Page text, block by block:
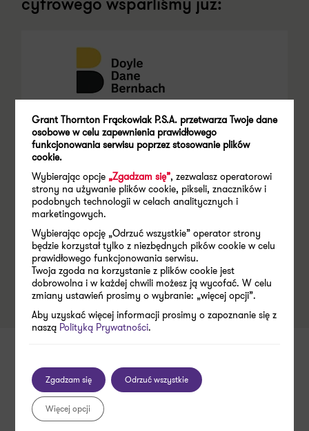
cyfrowego wsparliśmy już:
Grupa DDB
Agencja reklamowa
ZAKRES USŁUGI
Obsługa informatyczna poprzez body leasing,
pełny outsourcing IT, lease back stanowiska
recepcja oraz asystenckich
Grant Thornton Frąckowiak P.S.A. przetwarza Twoje dane
osobowe w celu zapewnienia prawidłowego
funkcjonowania serwisu poprzez stosowanie plików
cookie.
Wybierając opcje„Zgadzam się”, zezwalasz operatorowi
strony na używanie plików cookie, pikseli, znaczników i
podobnych technologii w celach analitycznych i
marketingowych.
Wybierając opcję „Odrzuć wszystkie” operator strony
będzie korzystał tylko z niezbędnych pików cookie w celu
prawidłowego funkcjonowania serwisu.
Twoja zgoda na korzystanie z plików cookie jest
dobrowolna i w każdej chwili możesz ją wycofać. W celu
zmiany ustawień prosimy o wybranie: „więcej opcji”.
Aby uzyskać więcej informacji prosimy o zapoznanie się z
naszą Polityką Prywatności.
Zgadzam się Odrzuć wszystkie
Więcej opcji